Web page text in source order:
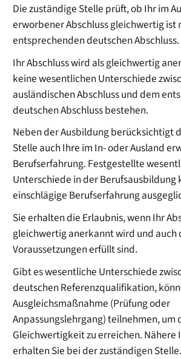
Die zuständige Stelle prüft, ob Ihr im
erworbener Abschluss gleichwertig ist
entsprechenden deutschen Abschluss.
Ihr Abschluss wird als gleichwertig
keine wesentlichen Unterschiede
ausländischen Abschluss und dem
deutschen Abschluss bestehen.
Neben der Ausbildung berücksichtigt
Stelle auch Ihre im In- oder Ausland
Berufserfahrung. Festgestellte
Unterschiede in der Berufsausbildung
einschlägige Berufserfahrung
Sie erhalten die Erlaubnis, wenn Ihr
gleichwertig anerkannt wird und auch
Voraussetzungen erfüllt sind.
Gibt es wesentliche Unterschiede
deutschen Referenzqualifikation,
Ausgleichsmaßnahme (Prüfung oder
Anpassungslehrgang) teilnehmen, um
Gleichwertigkeit zu erreichen.
erhalten Sie bei der zuständigen Stelle.